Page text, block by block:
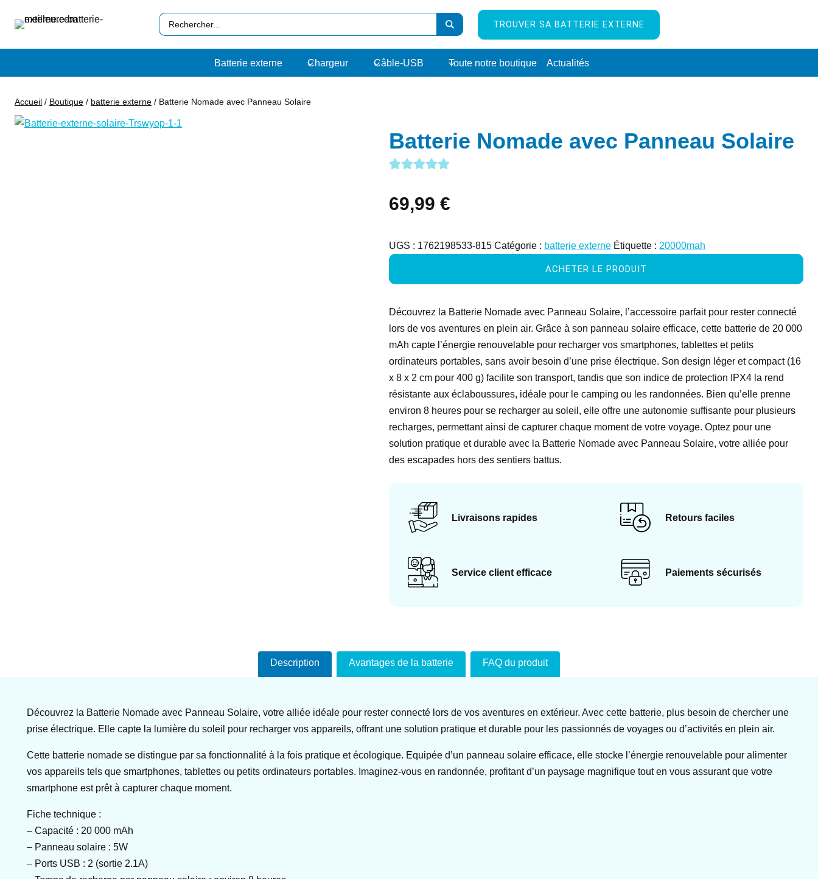
Search
…
TROUVER SA BATTERIE EXTERNE
Batterie externe Chargeur Câble-USB Toute notre boutique Actualités
Accueil / Boutique / batterie externe / Batterie Nomade avec Panneau Solaire
Batterie Nomade avec Panneau Solaire
69,99€
UGS : 1762198533-815 Catégorie : batterie externe Étiquette : 20000mah
ACHETER LE PRODUIT
Découvrez la Batterie Nomade avec Panneau Solaire, l’accessoire parfait pour rester connecté
lors de vos aventures en plein air. Grâce à son panneau solaire efficace, cette batterie de 20 000
mAh capte l’énergie renouvelable pour recharger vos smartphones, tablettes et petits
ordinateurs portables, sans avoir besoin d’une prise électrique. Son design léger et compact (16
x 8 x 2 cm pour 400 g) facilite son transport, tandis que son indice de protection IPX4 la rend
résistante aux éclaboussures, idéale pour le camping ou les randonnées. Bien qu’elle prenne
environ 8 heures pour se recharger au soleil, elle offre une autonomie suffisante pour plusieurs
recharges, permettant ainsi de capturer chaque moment de votre voyage. Optez pour une
solution pratique et durable avec la Batterie Nomade avec Panneau Solaire, votre alliée pour
des escapades hors des sentiers battus.
Livraisons rapides Retours faciles
Service client efficace Paiements sécurisés
Description Avantages de la batterie FAQ du produit
Découvrez la Batterie Nomade avec Panneau Solaire, votre alliée idéale pour rester connecté lors de vos aventures en extérieur. Avec cette batterie, plus besoin de chercher une
prise électrique. Elle capte la lumière du soleil pour recharger vos appareils, offrant une solution pratique et durable pour les passionnés de voyages ou d’activités en plein air.
Cette batterie nomade se distingue par sa fonctionnalité à la fois pratique et écologique. Equipée d’un panneau solaire efficace, elle stocke l’énergie renouvelable pour alimenter
vos appareils tels que smartphones, tablettes ou petits ordinateurs portables. Imaginez-vous en randonnée, profitant d’un paysage magnifique tout en vous assurant que votre
smartphone est prêt à capturer chaque moment.
Fiche technique :
– Capacité : 20 000 mAh
– Panneau solaire : 5W
– Ports USB : 2 (sortie 2.1A)